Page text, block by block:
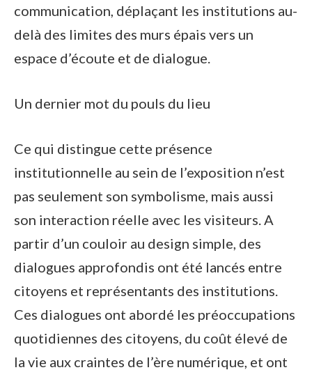
communication, déplaçant les institutions au-
delà des limites des murs épais vers un
espace d’écoute et de dialogue.
Un dernier mot du pouls du lieu
Ce qui distingue cette présence
institutionnelle au sein de l’exposition n’est
pas seulement son symbolisme, mais aussi
son interaction réelle avec les visiteurs. A
partir d’un couloir au design simple, des
dialogues approfondis ont été lancés entre
citoyens et représentants des institutions.
Ces dialogues ont abordé les préoccupations
quotidiennes des citoyens, du coût élevé de
la vie aux craintes de l’ère numérique, et ont